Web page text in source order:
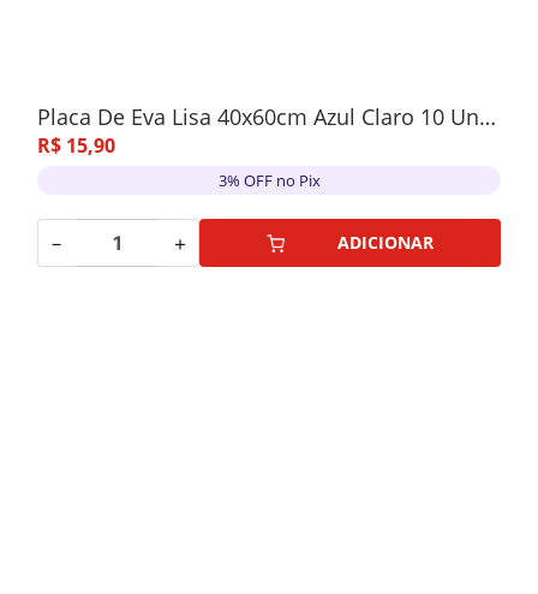
Placa De Eva Lisa 40x60cm Azul Claro 10 Unidades
R$ 15,90
3% OFF no Pix
－ ＋ ADICIONAR